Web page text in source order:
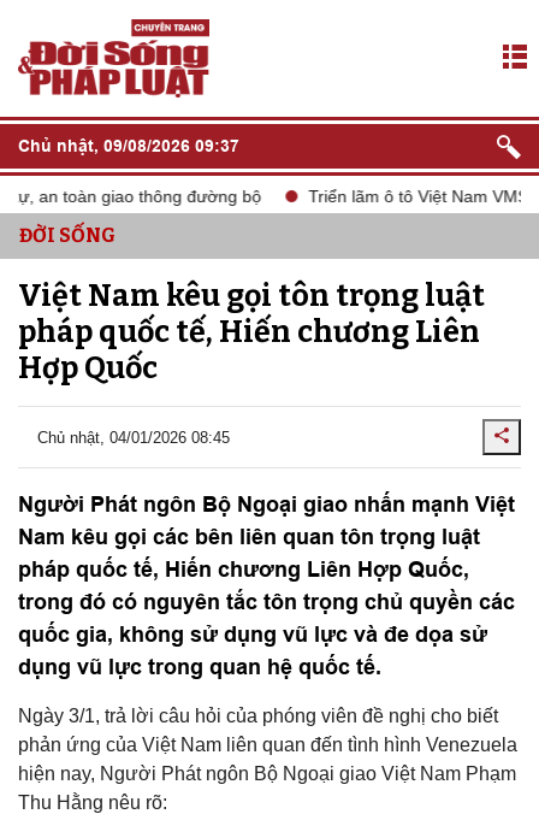
Chủ nhật, 09/08/2026 09:37
an toàn giao thông đường bộ Triển lãm ô tô Việt Nam VMS
ĐỜI SỐNG
Việt Nam kêu gọi tôn trọng luật
pháp quốc tế, Hiến chương Liên
Hợp Quốc
Chủ nhật, 04/01/2026 08:45
Người Phát ngôn Bộ Ngoại giao nhấn mạnh Việt
Nam kêu gọi các bên liên quan tôn trọng luật
pháp quốc tế, Hiến chương Liên Hợp Quốc,
trong đó có nguyên tắc tôn trọng chủ quyền các
quốc gia, không sử dụng vũ lực và đe dọa sử
dụng vũ lực trong quan hệ quốc tế.
Ngày 3/1, trả lời câu hỏi của phóng viên đề nghị cho biết
phản ứng của Việt Nam liên quan đến tình hình Venezuela
hiện nay, Người Phát ngôn Bộ Ngoại giao Việt Nam Phạm
Thu Hằng nêu rõ: